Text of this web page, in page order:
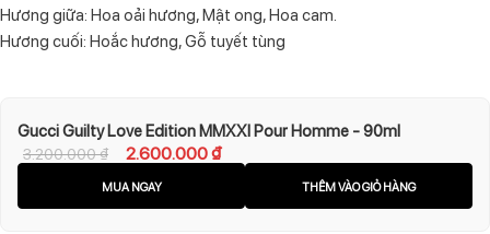
Hương giữa: Hoa oải hương, Mật ong, Hoa cam.
Hương cuối: Hoắc hương, Gỗ tuyết tùng
Gucci Guilty Love Edition MMXXI Pour Homme - 90ml
3.200.000₫ 2.600.000₫
MUA NGAY THÊM VÀO GIỎ HÀNG